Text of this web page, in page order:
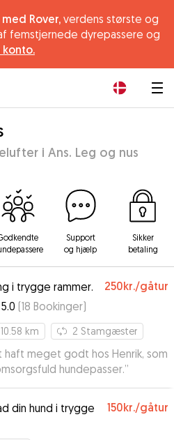
Rover, verdens største og
femstjernede dyrepassere og
konto.
i Ans. Leg og nus
Support
og hjælp
Sikker
betaling
i trygge rammer. 250kr./gåtur
5.0 (18 Bookinger)
km 2 Stamgæster
haft meget godt hos Henrik, som
hundepasser.”
din hund i trygge
150kr./gåtur